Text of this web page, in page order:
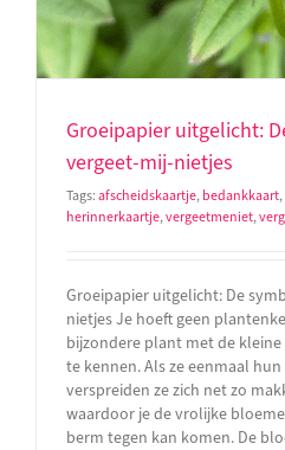
Groeipapier uitgelicht:
vergeet-mij-nietjes
Tags:afscheidskaartje,bedankkaart,
herinnerkaartje,vergeetmeniet,
Groeipapier uitgelicht: De
nietjes Je hoeft geen
bijzondere plant met de
te kennen. Als ze eenmaal
verspreiden ze zich net zo
waardoor je de vrolijke
berm tegen kan komen. De